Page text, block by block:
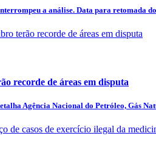
a análise. Data para retomada
recorde de áreas em disputa
Agência Nacional do Petróleo, Gás